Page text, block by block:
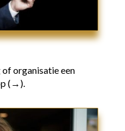
organisatie een
(→).